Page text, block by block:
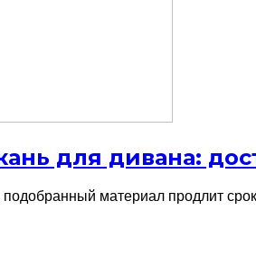
для дивана:
материал продлит